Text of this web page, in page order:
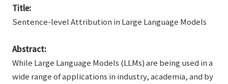
Title:
Sentence-level Attribution in Large Language Models
Abstract:
While Large Language Models (LLMs) are being used in a
wide range of applications in industry, academia, and by